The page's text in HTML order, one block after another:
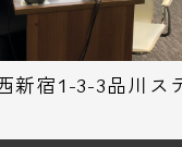
新宿1-3-3品川ス